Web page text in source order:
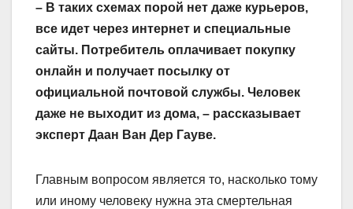
– В таких схемах порой нет даже курьеров,
все идет через интернет и специальные
сайты. Потребитель оплачивает покупку
онлайн и получает посылку от
официальной почтовой службы. Человек
даже не выходит из дома, – рассказывает
эксперт Даан Ван Дер Гауве.
Главным вопросом является то, насколько тому
или иному человеку нужна эта смертельная